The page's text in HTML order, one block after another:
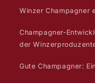
Winzer Champagner
Champagner-
der
Gute Champagner: